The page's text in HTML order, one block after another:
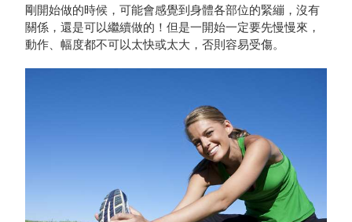
剛開始做的時候，可能會感覺到身體各部位的緊繃，沒有
關係，還是可以繼續做的！但是一開始一定要先慢慢來，
動作、幅度都不可以太快或太大，否則容易受傷。